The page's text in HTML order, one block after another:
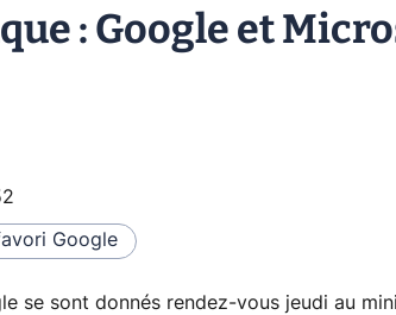
: Google et
Google
se sont donnés rendez-vous jeudi au